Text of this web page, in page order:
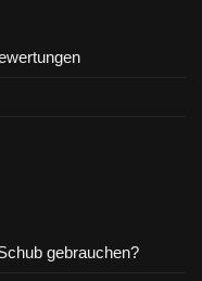
gebrauchen?